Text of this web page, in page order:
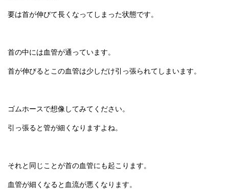
要は首が伸びて長くなってしまった状態です。
首の中には血管が通っています。
首が伸びるとこの血管は少しだけ引っ張られてしまいます。
ゴムホースで想像してみてください。
引っ張ると管が細くなりますよね。
それと同じことが首の血管にも起こります。
血管が細くなると血流が悪くなります。